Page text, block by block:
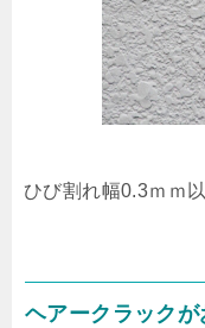
ひび割れ幅0.3ｍｍ
ヘアークラックが